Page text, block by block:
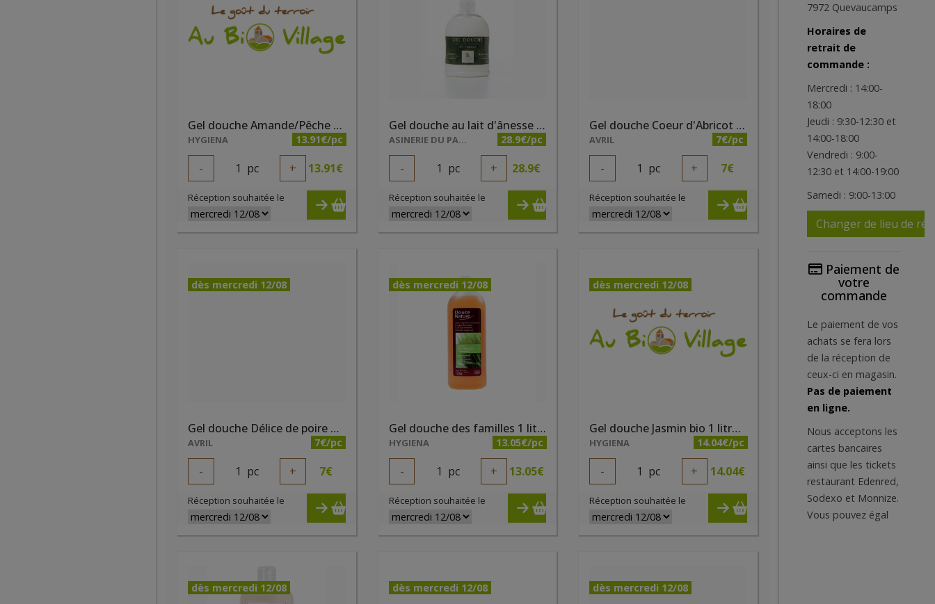
Gel douche Amande/Pêche de vigne bio 1 litre Natessence
HYGIENA 13.91€/pc
- 1 pc + 13.91€
Réception souhaitée le
Gel douche au lait d'ânesse 500ml
ASINERIE DU PAYS DES COLLINES SRL 28.9€/pc
- 1 pc + 28.9€
Réception souhaitée le
Gel douche Coeur d'Abricot bio 500ml
AVRIL 7€/pc
- 1 pc + 7€
Réception souhaitée le
dès mercredi 12/08
Gel douche Délice de poire bio 500ml
AVRIL 7€/pc
- 1 pc + 7€
Réception souhaitée le
dès mercredi 12/08
Gel douche des familles 1 litre bio Lemongrass Douce Nature
HYGIENA 13.05€/pc
- 1 pc + 13.05€
Réception souhaitée le
dès mercredi 12/08
Gel douche Jasmin bio 1 litre Natessence
HYGIENA 14.04€/pc
- 1 pc + 14.04€
Réception souhaitée le
dès mercredi 12/08 dès mercredi 12/08 dès mercredi 12/08
7972 Quevaucamps
Horaires de
retrait de
commande :
Mercredi : 14:00-
18:00
Jeudi : 9:30-12:30 et
14:00-18:00
Vendredi : 9:00-
12:30 et 14:00-19:00
Samedi : 9:00-13:00
Changer de lieu de
Paiement de
votre
commande
Le paiement de vos
achats se fera lors
de la réception de
ceux-ci en magasin.
Pas de paiement
en ligne.
Nous acceptons les
cartes bancaires
ainsi que les tickets
restaurant Edenred,
Sodexo et Monnize.
Vous pouvez égal